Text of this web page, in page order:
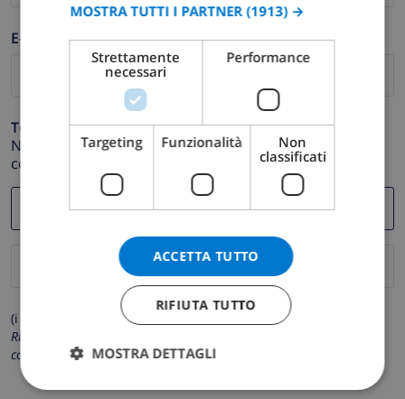
E-mail *
Telefono *
Nel caso in cui il tuo indirizzo email non funzioni
correttamente.
(i campi contrassegnati con * sono obbligatori)
Rispettiamo la tua privacy. I tuoi dati personali non saranno mai
condivisi con gli altri.
DANISH
NORWEGIAN
MOSTRA TUTTI I PARTNER (1913) →
Strettamente
necessari
Performance
Targeting Funzionalità
Non
classificati
ACCETTA TUTTO
RIFIUTA TUTTO
MOSTRA DETTAGLI